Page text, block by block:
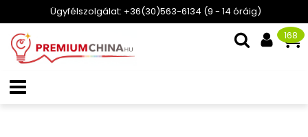
Ügyfélszolgálat: +36(30)563-6134 (9 - 14 óráig)
168